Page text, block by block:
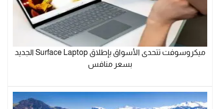
ميكروسوفت تتحدى الأسواق بإطلاق Surface Laptop الجديد
بسعر منافس